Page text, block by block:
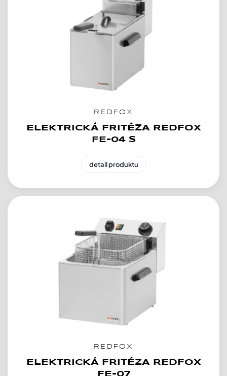
REDFOX
ELEKTRICKÁ FRITÉZA REDFOX
FE-04 S
detail produktu
REDFOX
ELEKTRICKÁ FRITÉZA REDFOX
FE-07